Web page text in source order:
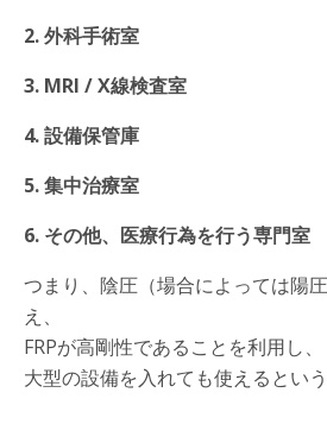
2. 外科手術室
3. MRI / X線検査室
4. 設備保管庫
5. 集中治療室
6. その他、医療行為を行う専門室
つまり、陰圧（場合によっては陽
え、
FRPが高剛性であることを利用し、
大型の設備を入れても使えるとい